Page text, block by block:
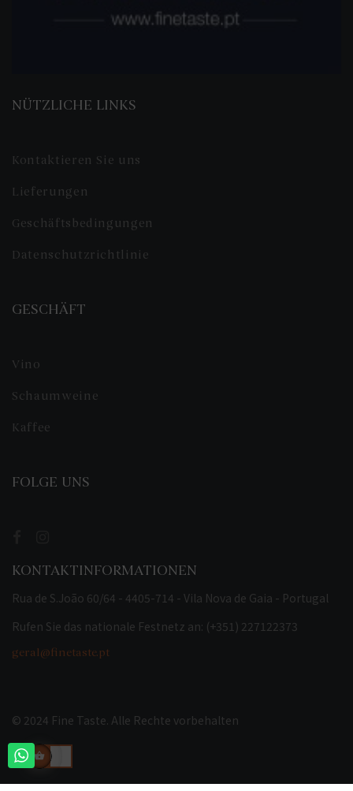
NÜTZLICHE LINKS
Kontaktieren Sie uns
Lieferungen
Geschäftsbedingungen
Datenschutzrichtlinie
GESCHÄFT
Vino
Schaumweine
Kaffee
FOLGE UNS
KONTAKTINFORMATIONEN
Rua de S.João 60/64 - 4405-714 - Vila Nova de Gaia - Portugal
Rufen Sie das nationale Festnetz an: (+351) 227122373
geral@finetaste.pt
© 2024 Fine Taste. Alle Rechte vorbehalten